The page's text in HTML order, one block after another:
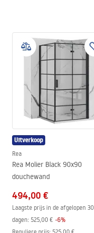
Uitverkoop
Rea
Rea Molier Black 90x90
douchewand
494,00 €
Laagste prijs in de afgelopen 30
dagen: 525,00 € -6%